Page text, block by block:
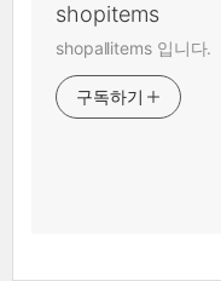
shopitems
shopallitems 입니다.
구독하기